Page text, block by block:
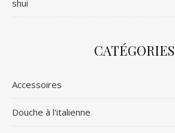
shui
CATÉGORIES
Accessoires
Douche à l'italienne